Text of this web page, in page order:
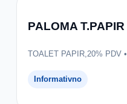
PALOMA
TOALET PAPIR,20% PDV
Informativno